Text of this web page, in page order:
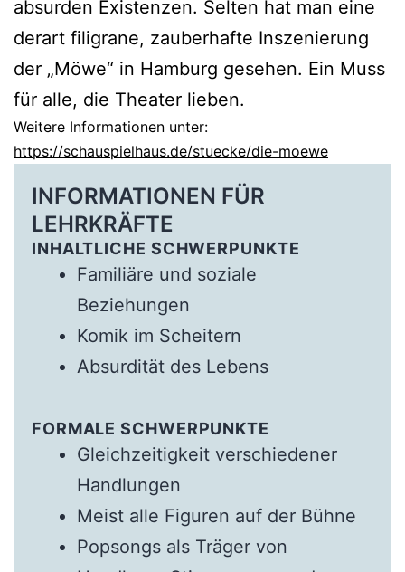
absurden Existenzen. Selten hat man eine
derart filigrane, zauberhafte Inszenierung
der „Möwe“ in Hamburg gesehen. Ein Muss
für alle, die Theater lieben.
Weitere Informationen unter:
https://schauspielhaus.de/stuecke/die-moewe
INFORMATIONEN FÜR
LEHRKRÄFTE
INHALTLICHE SCHWERPUNKTE
Familiäre und soziale
Beziehungen
Komik im Scheitern
Absurdität des Lebens
FORMALE SCHWERPUNKTE
Gleichzeitigkeit verschiedener
Handlungen
Meist alle Figuren auf der Bühne
Popsongs als Träger von